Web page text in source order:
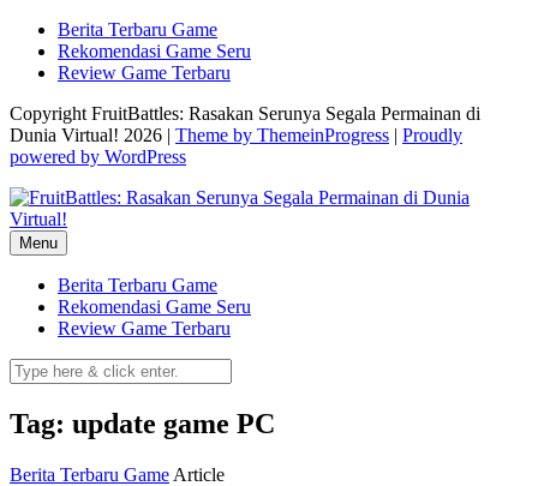
Skip
content
Berita Terbaru Game
Rekomendasi Game Seru
Review Game Terbaru
Copyright FruitBattles: Rasakan Serunya Segala Permainan di
Dunia Virtual! 2026 | Theme by ThemeinProgress | Proudly
powered by WordPress
Menu
Berita Terbaru Game
Rekomendasi Game Seru
Review Game Terbaru
Tag: update game PC
Berita Terbaru Game Article